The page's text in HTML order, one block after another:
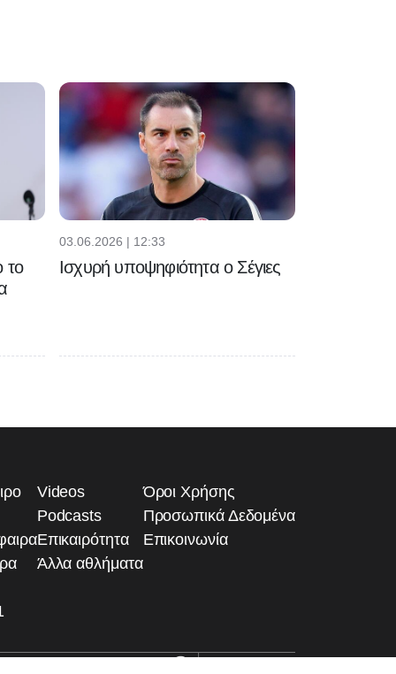
το
03.06.2026 | 12:33
Ισχυρή υποψηφιότητα ο Σέγιες
Videos
Podcasts
Επικαιρότητα
Άλλα αθλήματα
Όροι Χρήσης
Προσωπικά Δεδομένα
Επικοινωνία